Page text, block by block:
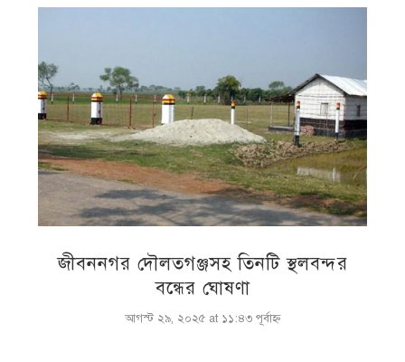
জীবননগর দৌলতগঞ্জসহ তিনটি স্থলবন্দর
বন্ধের ঘোষণা
আগস্ট ২৯, ২০২৫ at ১১:৪৩ পূর্বাহ্ণ